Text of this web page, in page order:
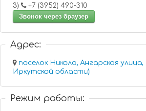
3)
+7 (3952) 490-310
Звонок через браузер
Адрес:
поселок Никола, Ангарская
Иркутской области)
Режим работы: